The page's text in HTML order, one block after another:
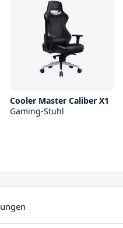
Cooler Master Caliber X1
Gaming-Stuhl